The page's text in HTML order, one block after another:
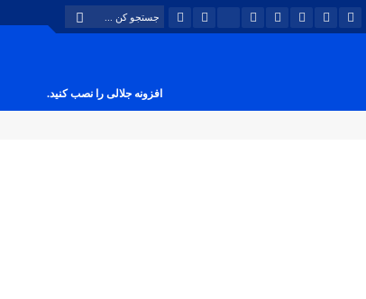
افزونه جلالی را نصب کنید.